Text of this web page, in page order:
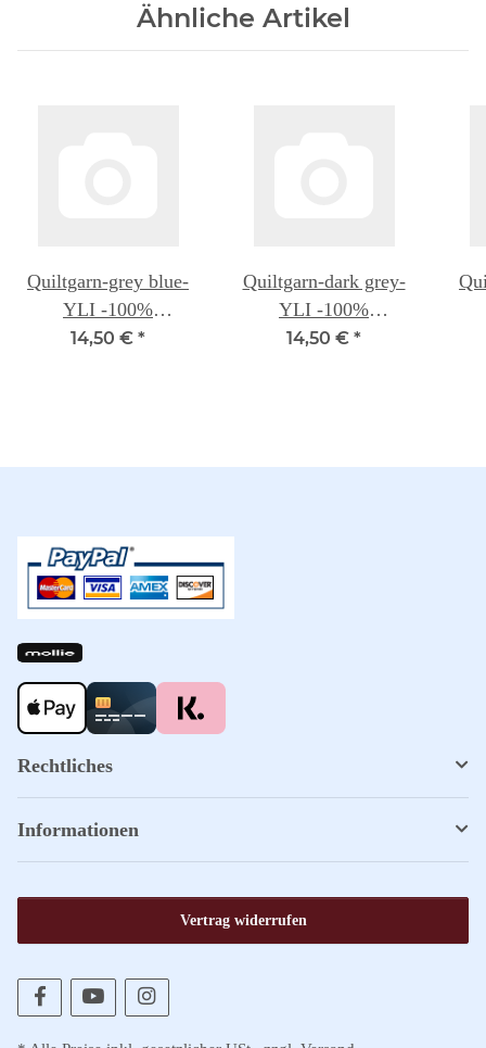
Ähnliche Artikel
Quiltgarn-grey blue-
YLI -100%
Baumwolle 500 Yd.
14,50 € *
Quiltgarn-dark grey-
YLI -100%
Baumwolle 500 Yd.
14,50 € *
Rechtliches
Informationen
Vertrag widerrufen